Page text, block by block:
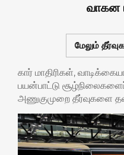
வாகன
மேலும்
கார் மாதிரிகள்,
பயன்பாட்டு
அணுகுமுறை தீர்வுகளை